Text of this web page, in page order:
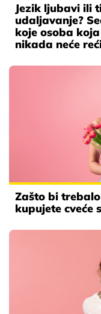
Jezik ljubavi ili
udaljavanje?
koje osoba
nikada neće
Zašto bi trebalo
kupujete cveće